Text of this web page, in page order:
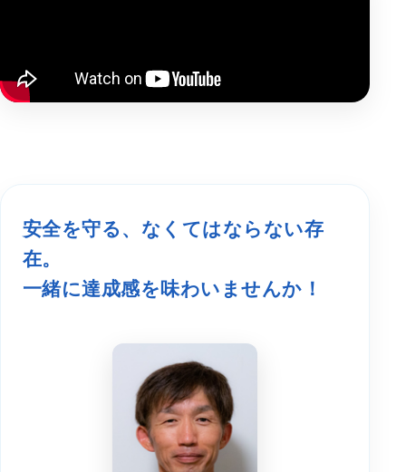
安全を守る、なくてはならない存
在。
一緒に達成感を味わいませんか！